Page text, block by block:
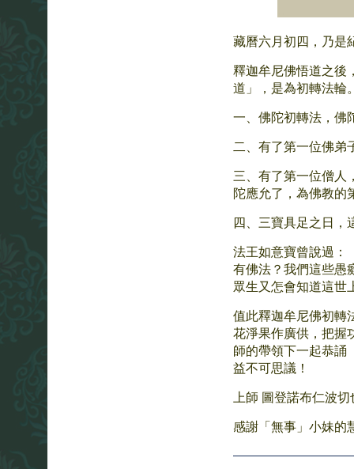
藏曆六月初四，乃是
釋迦牟尼佛悟道之後
道」，是為初轉法輪
一、佛陀初轉法，佛
二、有了第一位佛弟
三、有了第一位僧人
陀應允了，為佛教的
四、三寶具足之日，
法王如意寶曾說過：
有佛法？我們這些愚
眾生又怎會知道這世
值此釋迦牟尼佛初轉
花淨果作廣供，把握
師的帶領下一起恭誦
益不可思議！
上師 圖登諾布仁波
感謝「無事」小妹的